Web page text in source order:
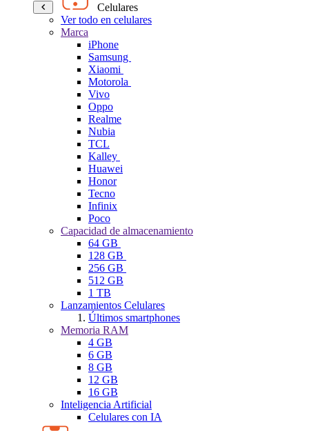
Celulares
Ver todo en celulares
Marca
iPhone
Samsung
Xiaomi
Motorola
Vivo
Oppo
Realme
Nubia
TCL
Kalley
Huawei
Honor
Tecno
Infinix
Poco
Capacidad de almacenamiento
64 GB
128 GB
256 GB
512 GB
1 TB
Lanzamientos Celulares
Últimos smartphones
Memoria RAM
4 GB
6 GB
8 GB
12 GB
16 GB
Inteligencia Artificial
Celulares con IA